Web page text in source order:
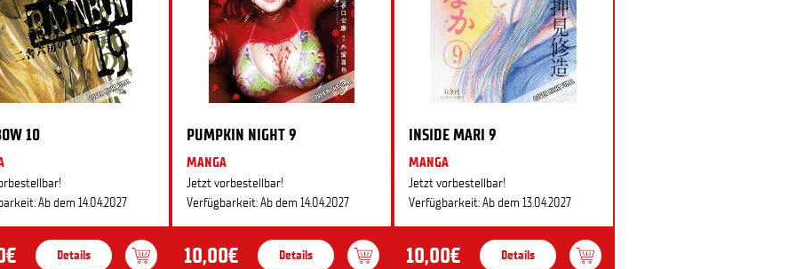
10
Ab dem 14.04.2027
Details
PUMPKIN NIGHT 9
MANGA
Jetzt vorbestellbar!
Verfügbarkeit: Ab dem 14.04.2027
10,00€ Details
INSIDE MARI 9
MANGA
Jetzt vorbestellbar!
Verfügbarkeit: Ab dem 13.04.2027
10,00€ Details